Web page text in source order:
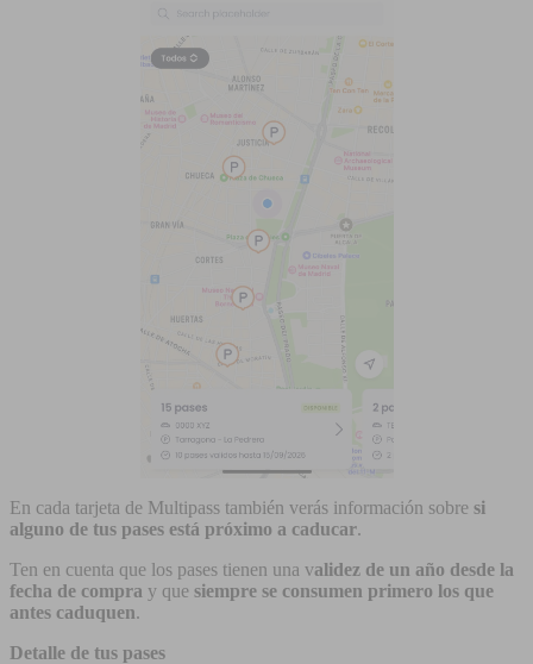
En cada tarjeta de Multipass también verás información sobre si
alguno de tus pases está próximo a caducar.
Ten en cuenta que los pases tienen una validez de un año desde la
fecha de compra y que siempre se consumen primero los que
antes caduquen.
Detalle de tus pases